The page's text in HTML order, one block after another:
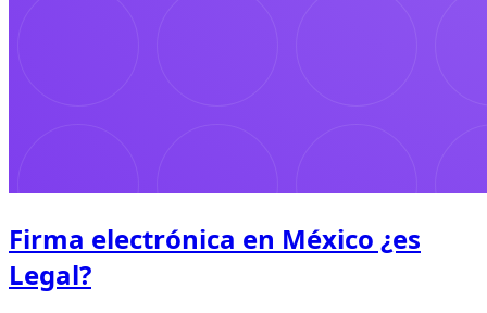
Firma electrónica en México ¿es
Legal?